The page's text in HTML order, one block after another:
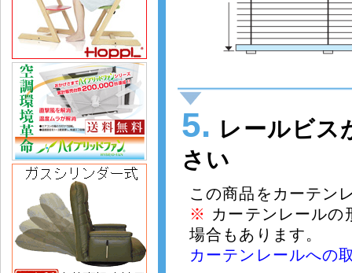
5. レールビス
さい
この商品をカーテン
※ カーテンレールの
場合もあります。
カーテンレールへの